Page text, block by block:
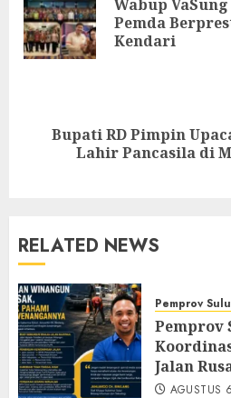
Wabup
Pemda
Kendari
NextBupati RD Pimpin
Lahir Pancasila di
RELATED NEWS
Pemprov
Pemprov
Jalan
AGUSTUS